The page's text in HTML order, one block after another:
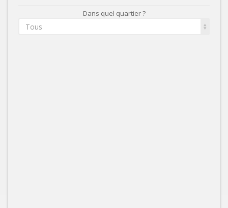
Dans quel quartier ?
Tous